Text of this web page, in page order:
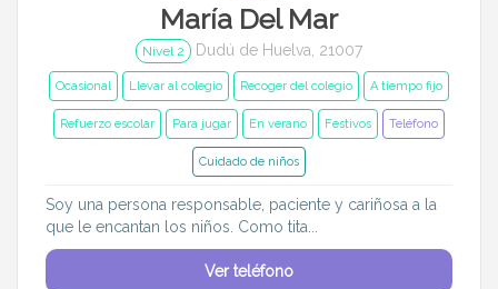
María Del Mar
Nivel 2 Dudú de Huelva, 21007
Ocasional Llevar al colegio Recoger del colegio A tiempo fijo
Refuerzo escolar Para jugar En verano Festivos Teléfono
Cuidado de niños
Soy una persona responsable, paciente y cariñosa a la
que le encantan los niños. Como tita...
Ver teléfono